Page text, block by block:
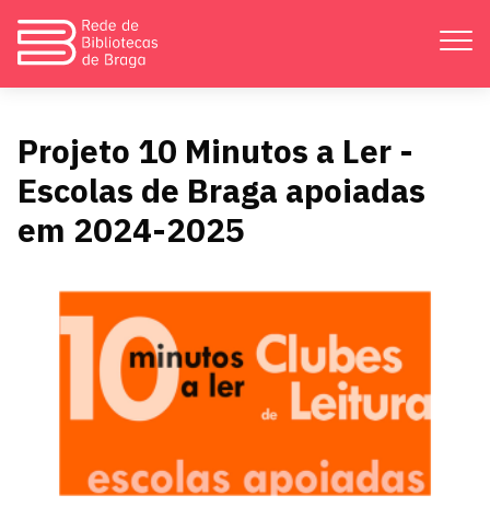
Atividades
Divulgação
Catálogos
Contactos
Projeto 10 Minutos a Ler -
Escolas de Braga apoiadas
em 2024-2025